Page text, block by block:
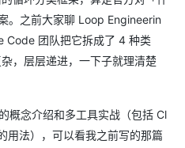
。之前大家聊 Loop Engineerin
Code 团队把它拆成了 4 种类
，层层递进，一下子就理清楚
概念介绍和多工具实战（包括 Cl
法），可以看我之前写的那篇